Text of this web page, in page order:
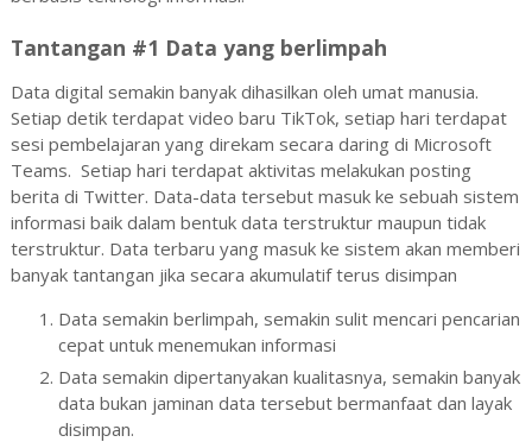
Tantangan #1 Data yang berlimpah
Data digital semakin banyak dihasilkan oleh umat manusia.
Setiap detik terdapat video baru TikTok, setiap hari terdapat
sesi pembelajaran yang direkam secara daring di Microsoft
Teams. Setiap hari terdapat aktivitas melakukan posting
berita di Twitter. Data-data tersebut masuk ke sebuah sistem
informasi baik dalam bentuk data terstruktur maupun tidak
terstruktur. Data terbaru yang masuk ke sistem akan memberi
banyak tantangan jika secara akumulatif terus disimpan
Data semakin berlimpah, semakin sulit mencari pencarian
cepat untuk menemukan informasi
Data semakin dipertanyakan kualitasnya, semakin banyak
data bukan jaminan data tersebut bermanfaat dan layak
disimpan.